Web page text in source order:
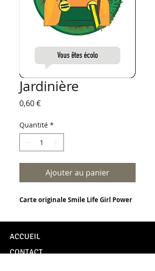
Jardinière
0,60 €Prix
Quantité *
Ajouter au panier
Carte originale Smile Life Girl Power
ACCUEIL
CONTACT